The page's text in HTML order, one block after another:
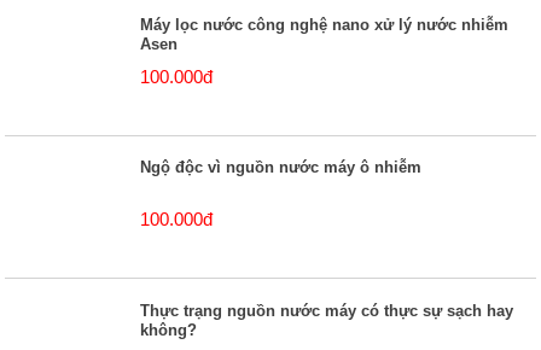
Máy lọc nước công nghệ nano xử lý nước nhiễm
Asen
100.000đ
Ngộ độc vì nguồn nước máy ô nhiễm
100.000đ
Thực trạng nguồn nước máy có thực sự sạch hay
không?